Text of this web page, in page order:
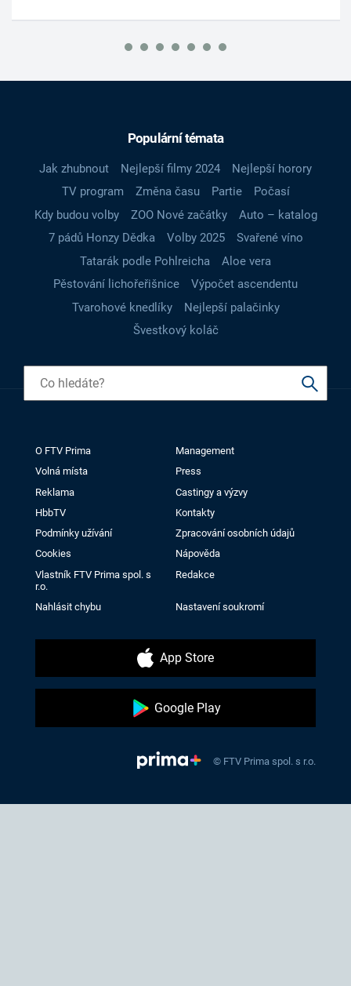
Populární témata
Jak zhubnout Nejlepší filmy 2024
Nejlepší horory
TV program
Změna času Partie
Počasí
Kdy budou volby
ZOO Nové začátky
Auto – katalog
7 pádů Honzy Dědka
Volby 2025
Svařené víno
Tatarák podle Pohlreicha
Aloe vera
Pěstování lichořeřišnice
Výpočet ascendentu
Tvarohové knedlíky
Nejlepší palačinky
Švestkový koláč
O FTV Prima
Management
Volná místa
Press
Reklama
Castingy a výzvy
HbbTV
Kontakty
Podmínky užívání
Zpracování osobních údajů
Cookies
Nápověda
Vlastník FTV Prima spol. s
r.o.
Redakce
Nahlásit chybu Nastavení soukromí
App Store
Google Play
© FTV Prima spol. s r.o.